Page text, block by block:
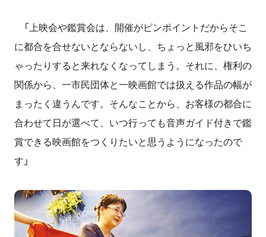
「上映会や鑑賞会は、開催がピンポイントだからそこ
に都合を合せないとならないし、ちょっと風邪をひいち
ゃったりすると来れなくなってしまう。それに、権利の
関係から、一市民団体と一映画館では扱える作品の幅が
まったく違うんです。そんなことから、お客様の都合に
合わせて日が選べて、いつ行っても音声ガイド付きで鑑
賞できる映画館をつくりたいと思うようになったので
す」